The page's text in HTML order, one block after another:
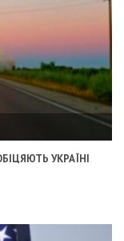
УКРАЇНІ